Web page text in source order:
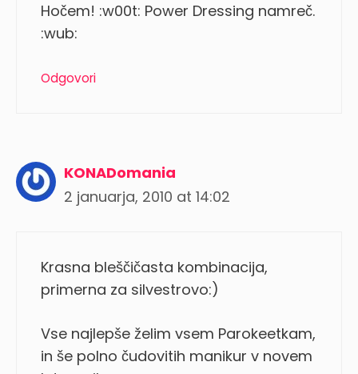
Hočem! :w00t: Power Dressing namreč.
:wub:
Odgovori
KONADomania
2 januarja, 2010 at 14:02
Krasna bleščičasta kombinacija,
primerna za silvestrovo:)
Vse najlepše želim vsem Parokeetkam,
in še polno čudovitih manikur v novem